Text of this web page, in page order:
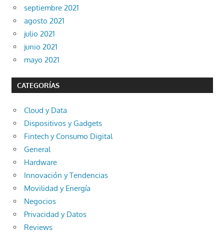
septiembre 2021
agosto 2021
julio 2021
junio 2021
mayo 2021
CATEGORÍAS
Cloud y Data
Dispositivos y Gadgets
Fintech y Consumo Digital
General
Hardware
Innovación y Tendencias
Movilidad y Energía
Negocios
Privacidad y Datos
Reviews